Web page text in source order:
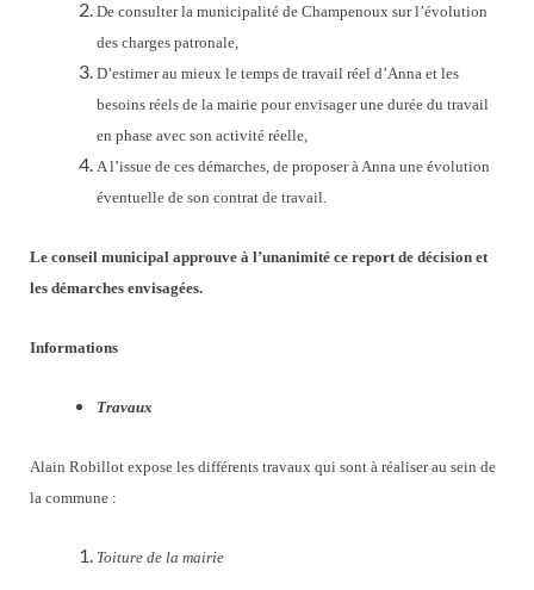
De consulter la municipalité de Champenoux sur l’évolution
des charges patronale,
D’estimer au mieux le temps de travail réel d’Anna et les
besoins réels de la mairie pour envisager une durée du travail
en phase avec son activité réelle,
A l’issue de ces démarches, de proposer à Anna une évolution
éventuelle de son contrat de travail.
Le conseil municipal approuve à l’unanimité ce report de décision et
les démarches envisagées.
Informations
Travaux
Alain Robillot expose les différents travaux qui sont à réaliser au sein de
la commune :
Toiture de la mairie